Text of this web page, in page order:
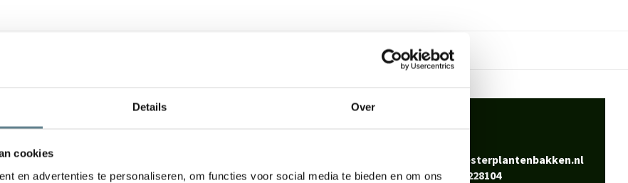
Details Over
cookies
en advertenties te personaliseren, om functies voor social media te bieden en om ons
die direct een
We staan voor je klaar
info@polyesterplantenbakken.nl
Whatsapp0344-228104